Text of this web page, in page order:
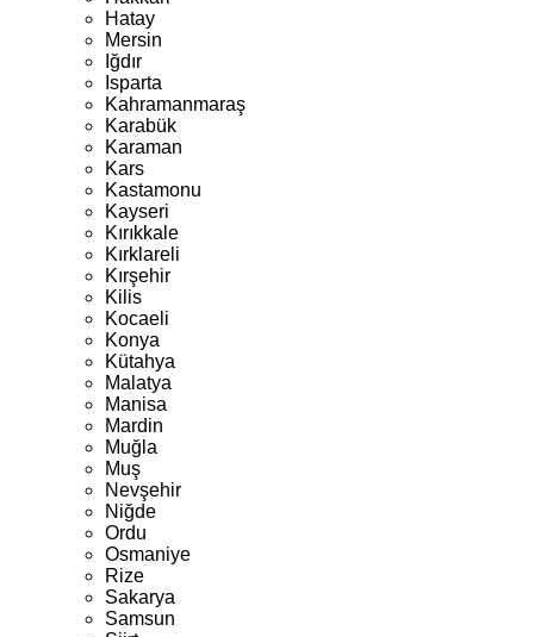
Hatay
Mersin
Iğdır
Isparta
Kahramanmaraş
Karabük
Karaman
Kars
Kastamonu
Kayseri
Kırıkkale
Kırklareli
Kırşehir
Kilis
Kocaeli
Konya
Kütahya
Malatya
Manisa
Mardin
Muğla
Muş
Nevşehir
Niğde
Ordu
Osmaniye
Rize
Sakarya
Samsun